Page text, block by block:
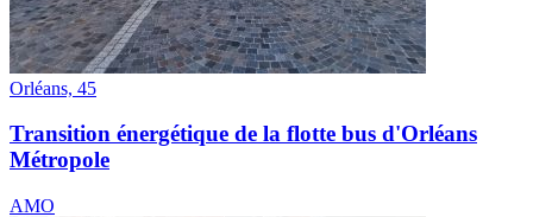
Orléans, 45
Transition énergétique de la flotte bus d'Orléans
Métropole
AMO